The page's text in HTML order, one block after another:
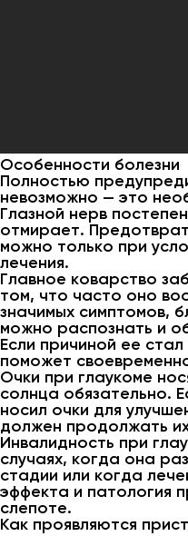
Особенности болезни
Полностью
невозможно — это
Глазной нерв
отмирает.
можно только при
лечения.
Главное коварство
том, что часто оно
значимых симптомов,
можно распознать и
Если причиной ее
поможет
Очки при глаукоме
солнца обязательно.
носил очки для
должен продолжать
Инвалидность при
случаях, когда она
стадии или когда
эффекта и патология
слепоте.
Как проявляются